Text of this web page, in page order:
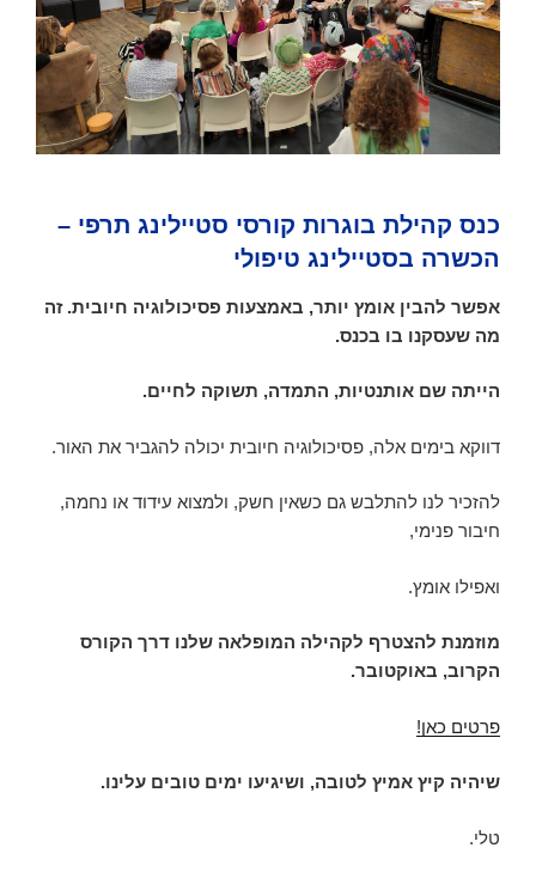
כנס קהילת בוגרות קורסי סטיילינג תרפי –
הכשרה בסטיילינג טיפולי
אפשר להבין אומץ יותר, באמצעות פסיכולוגיה חיובית. זה
מה שעסקנו בו בכנס.
הייתה שם אותנטיות, התמדה, תשוקה לחיים.
דווקא בימים אלה, פסיכולוגיה חיובית יכולה להגביר את האור.
להזכיר לנו להתלבש גם כשאין חשק, ולמצוא עידוד או נחמה,
חיבור פנימי,
ואפילו אומץ.
מוזמנת להצטרף לקהילה המופלאה שלנו דרך הקורס
הקרוב, באוקטובר.
פרטים כאן!
שיהיה קיץ אמיץ לטובה, ושיגיעו ימים טובים עלינו.
טלי.